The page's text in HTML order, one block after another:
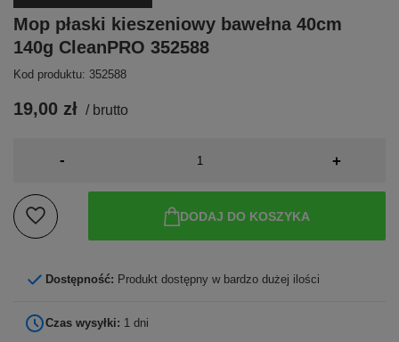
Mop płaski kieszeniowy bawełna 40cm
140g CleanPRO 352588
Kod produktu: 352588
19,00 zł / brutto
- +
DODAJ DO KOSZYKA
Dostępność: Produkt dostępny w bardzo dużej ilości
Czas wysyłki: 1 dni